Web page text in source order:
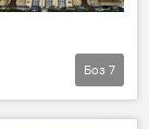
Амалиёти вижаи Русия барои ҳимояи Донбасс: охирин хабарҳо
Боз 7